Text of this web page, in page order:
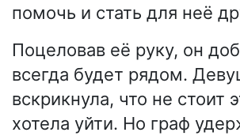
помочь и стать для неё
Поцеловав её руку, он
всегда будет рядом.
вскрикнула, что не стоит
хотела уйти. Но граф